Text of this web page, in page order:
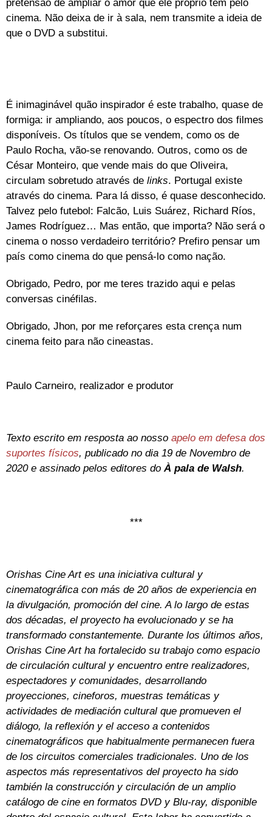
pretensão de ampliar o amor que ele próprio tem pelo
cinema. Não deixa de ir à sala, nem transmite a ideia de
que o DVD a substitui.
É inimaginável quão inspirador é este trabalho, quase de
formiga: ir ampliando, aos poucos, o espectro dos filmes
disponíveis. Os títulos que se vendem, como os de
Paulo Rocha, vão-se renovando. Outros, como os de
César Monteiro, que vende mais do que Oliveira,
circulam sobretudo através de links. Portugal existe
através do cinema. Para lá disso, é quase desconhecido.
Talvez pelo futebol: Falcão, Luis Suárez, Richard Ríos,
James Rodríguez… Mas então, que importa? Não será o
cinema o nosso verdadeiro território? Prefiro pensar um
país como cinema do que pensá-lo como nação.
Obrigado, Pedro, por me teres trazido aqui e pelas
conversas cinéfilas.
Obrigado, Jhon, por me reforçares esta crença num
cinema feito para não cineastas.
Paulo Carneiro, realizador e produtor
Texto escrito em resposta ao nosso apelo em defesa dos
suportes físicos, publicado no dia 19 de Novembro de
2020 e assinado pelos editores do À pala de Walsh.
***
Orishas Cine Art es una iniciativa cultural y
cinematográfica con más de 20 años de experiencia en
la divulgación, promoción del cine. A lo largo de estas
dos décadas, el proyecto ha evolucionado y se ha
transformado constantemente. Durante los últimos años,
Orishas Cine Art ha fortalecido su trabajo como espacio
de circulación cultural y encuentro entre realizadores,
espectadores y comunidades, desarrollando
proyecciones, cineforos, muestras temáticas y
actividades de mediación cultural que promueven el
diálogo, la reflexión y el acceso a contenidos
cinematográficos que habitualmente permanecen fuera
de los circuitos comerciales tradicionales. Uno de los
aspectos más representativos del proyecto ha sido
también la construcción y circulación de un amplio
catálogo de cine en formatos DVD y Blu-ray, disponible